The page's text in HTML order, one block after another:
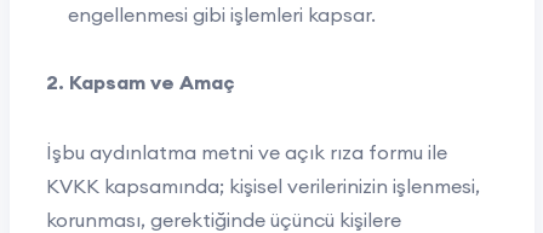
engellenmesi gibi işlemleri kapsar.
2. Kapsam ve Amaç
İşbu aydınlatma metni ve açık rıza formu ile
KVKK kapsamında; kişisel verilerinizin işlenmesi,
korunması, gerektiğinde üçüncü kişilere